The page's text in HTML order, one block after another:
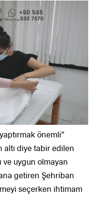
önemli”
diye tabir edilen
ve uygun olmayan
getiren Şehriban
seçerken ihtimam